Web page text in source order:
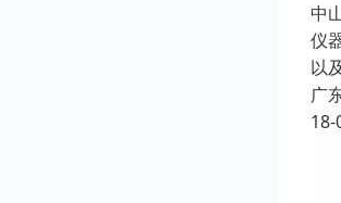
中
仪
以
广
18-